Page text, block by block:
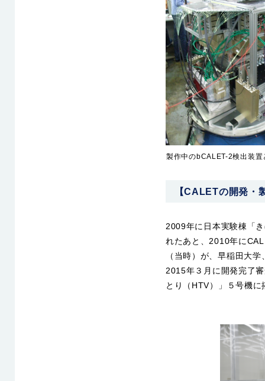
製作中のbCALET-2検出装
【CALETの開発・
2009年に日本実験棟「
れたあと、2010年に
（当時）が、早稲田大
2015年３月に開発完了
とり（HTV）」５号機